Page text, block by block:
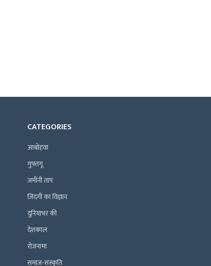
CATEGORIES
आबोहवा
गुफ़्तगू
ज़मीनी ताप
ज़िंदगी का विज्ञान
दुनियाभर की
देशकाल
रोज़नामा
समाज-संस्कृति